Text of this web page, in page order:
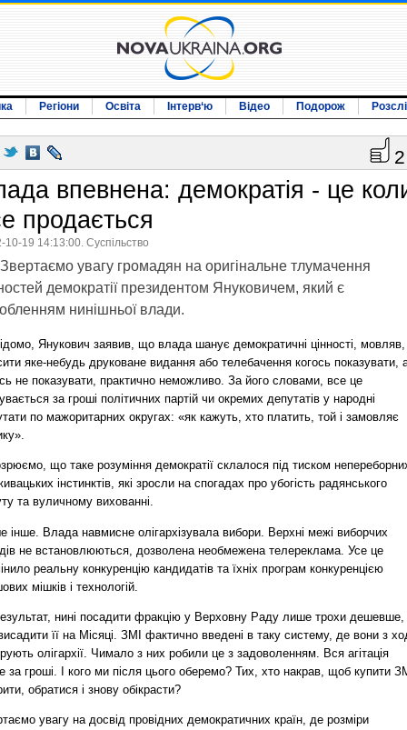
Регіони Освіта Інтерв‘ю Відео Подорож
2
впевнена: демократія - це
продається
10-19 14:13:00. Суспільство
Звертаємо увагу громадян на оригінальне тлумачення
демократії президентом Януковичем, який є
нинішньої влади.
Янукович заявив, що влада шанує демократичні цінності, мовляв,
яке-небудь друковане видання або телебачення когось показувати,
не показувати, практично неможливо. За його словами, все це
за гроші політичних партій чи окремих депутатів у народні
по мажоритарних округах: «як кажуть, хто платить, той і замовляє
що таке розуміння демократії склалося під тиском
інстинктів, які зросли на спогадах про убогість радянського
та вуличному вихованні.
інше. Влада навмисне олігархізувала вибори. Верхні межі виборчих
не встановлюються, дозволена необмежена телереклама. Усе це
реальну конкуренцію кандидатів та їхніх програм конкуренцією
мішків і технологій.
нині посадити фракцію у Верховну Раду лише трохи дешевше,
її на Місяці. ЗМІ фактично введені в таку систему, де вони з
олігархії. Чимало з них робили це з задоволенням. Вся агітація 
за гроші. І кого ми після цього оберемо? Тих, хто накрав, щоб купити
обратися і знову обікрасти?
увагу на досвід провідних демократичних країн, де розміри